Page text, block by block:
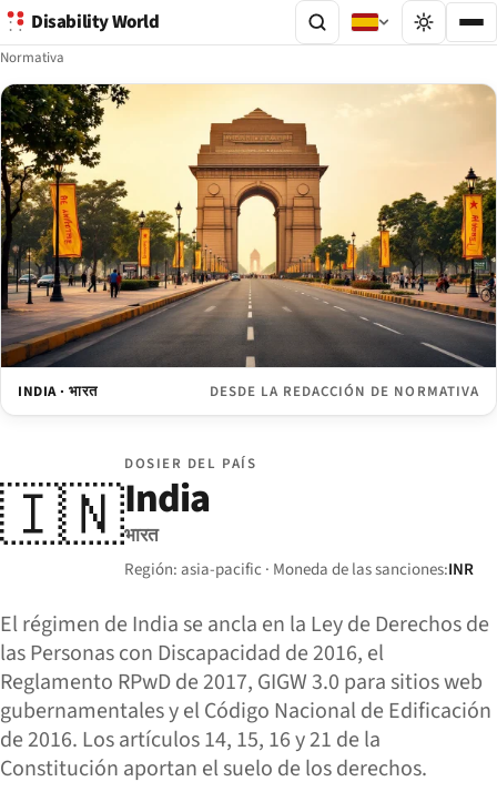
Disability World
Normativa
INDIA · भारत DESDE LA REDACCIÓN DE NORMATIVA
🇮🇳
DOSIER DEL PAÍS
India
भारत
Región: asia-pacific · Moneda de las sanciones:INR
El régimen de India se ancla en la Ley de Derechos de
las Personas con Discapacidad de 2016, el
Reglamento RPwD de 2017, GIGW 3.0 para sitios web
gubernamentales y el Código Nacional de Edificación
de 2016. Los artículos 14, 15, 16 y 21 de la
Constitución aportan el suelo de los derechos.